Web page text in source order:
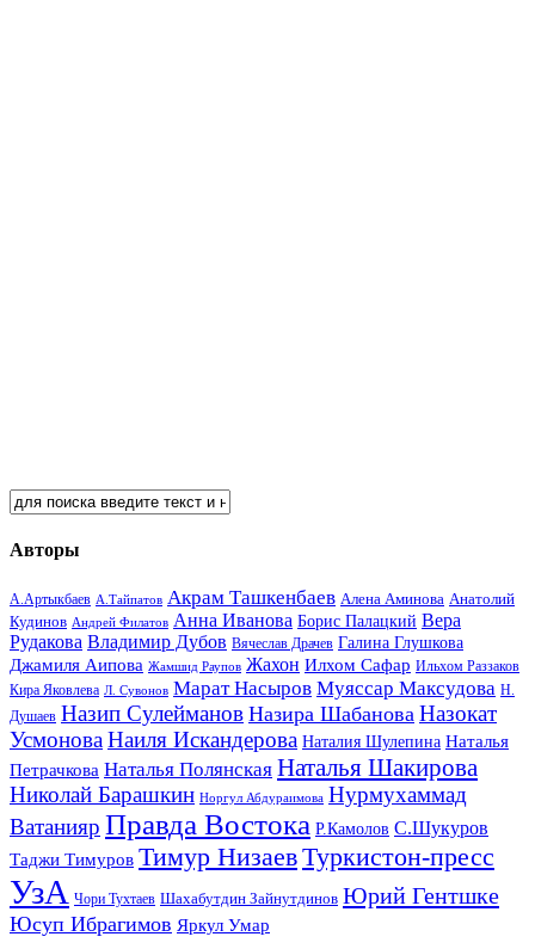
Авторы
А.Артыкбаев А.Тайпатов Акрам Ташкенбаев Алена Аминова Анатолий
Кудинов Андрей Филатов Анна Иванова Борис Палацкий Вера
Рудакова Владимир Дубов Вячеслав Драчев Галина Глушкова
Джамиля Аипова Жамшид Раупов Жахон Илхом Сафар Ильхом Раззаков
Кира Яковлева Л. Сувонов Марат Насыров Муяссар Максудова Н.
Душаев Назип Сулейманов Назира Шабанова Назокат
УсмоноваНаиля Искандерова Наталия Шулепина Наталья
Петрачкова Наталья Полянская Наталья Шакирова
Николай Барашкин Норгул Абдураимова Нурмухаммад
Ватанияр Правда Востока Р.Камолов С.Шукуров
Таджи Тимуров Тимур НизаевТуркистон-пресс
УзА Чори Тухтаев Шахабутдин Зайнутдинов Юрий Гентшке
Юсуп Ибрагимов Яркул Умар